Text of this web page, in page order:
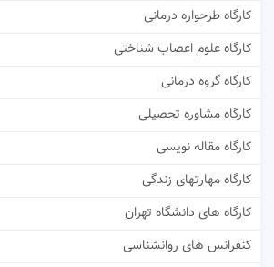
کارگاه طرحواره درمانی
کارگاه علوم اعصاب شناختی
کارگاه گروه درمانی
کارگاه مشاوره تحصیلی
کارگاه مقاله نویسی
کارگاه مهارتهای زندگی
کارگاه های دانشگاه تهران
کنفرانس های روانشناسی